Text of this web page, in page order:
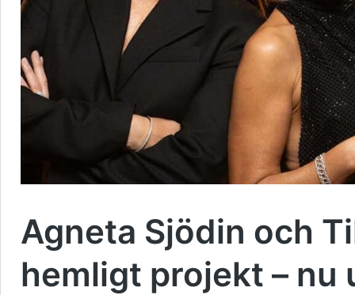
Agneta Sjödin och
hemligt projekt – nu